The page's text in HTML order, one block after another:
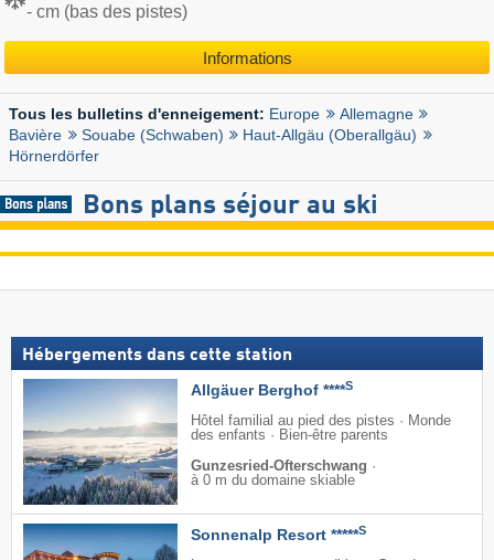
- cm (bas des pistes)
Informations
Tous les bulletins d'enneigement: Europe
Allemagne
Bavière
Souabe (Schwaben)
Haut-Allgäu (Oberallgäu)
Hörnerdörfer
Bons plans séjour au ski
Hébergements dans cette station
Allgäuer Berghof ****S
Hôtel familial au pied des pistes · Monde
des enfants · Bien-être parents
Gunzesried-Ofterschwang ·
à 0 m du domaine skiable
Sonnenalp Resort *****S